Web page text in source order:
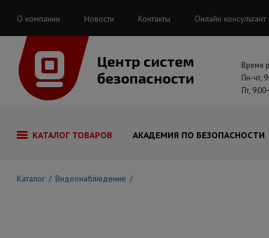
О компании Новости Контакты Онлайн консультант
Время
Пн-чт,
Пт,
КАТАЛОГ ТОВАРОВ АКАДЕМИЯ ПО БЕЗОПАСНОСТИ
Каталог Видеонаблюдение